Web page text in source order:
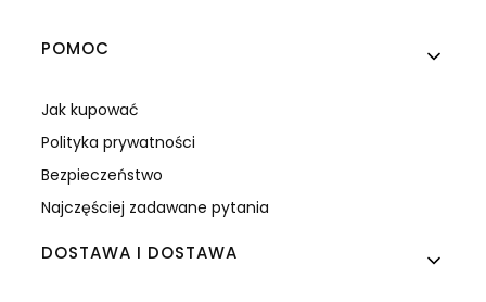
Linki w stopce
POMOC
Jak kupować
Polityka prywatności
Bezpieczeństwo
Najczęściej zadawane pytania
DOSTAWA I DOSTAWA